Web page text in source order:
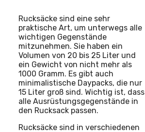
Rucksäcke sind eine sehr
praktische Art, um unterwegs alle
wichtigen Gegenstände
mitzunehmen. Sie haben ein
Volumen von 20 bis 25 Liter und
ein Gewicht von nicht mehr als
1000 Gramm. Es gibt auch
minimalistische Daypacks, die nur
15 Liter groß sind. Wichtig ist, dass
alle Ausrüstungsgegenstände in
den Rucksack passen.
Rucksäcke sind in verschiedenen